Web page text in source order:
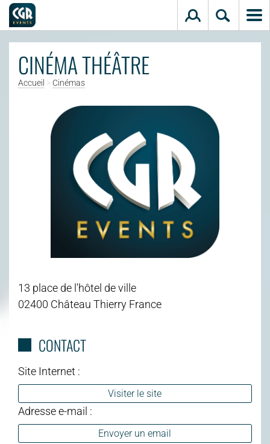
Aller au contenu principal
CINÉMA THÉÂTRE
Accueil > Cinémas
13 place de l'hôtel de ville
02400 Château Thierry France
CONTACT
Site Internet :
Visiter le site
Adresse e-mail :
Envoyer un email